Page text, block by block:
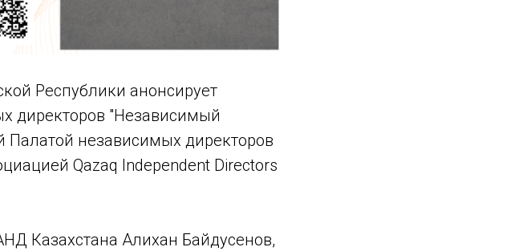
Республики анонсирует
директоров "Независимый
независимых директоров
Qazaq Independent Directors
Казахстана Алихан Байдусенов,